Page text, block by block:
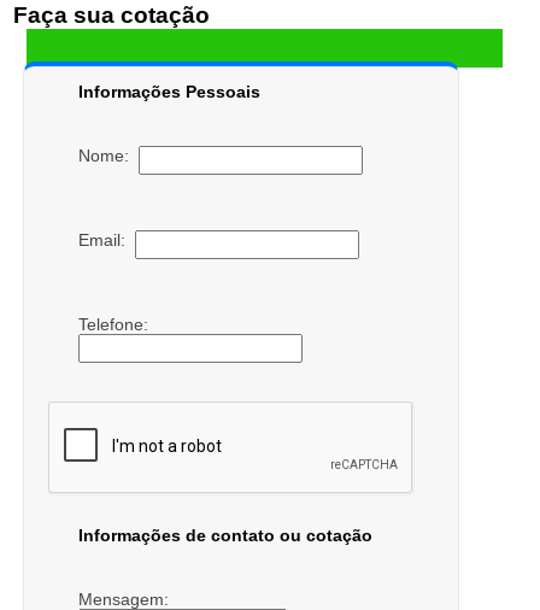
Faça sua cotação
Informações Pessoais
Nome:
Email:
Telefone:
Informações de contato ou cotação
Mensagem: